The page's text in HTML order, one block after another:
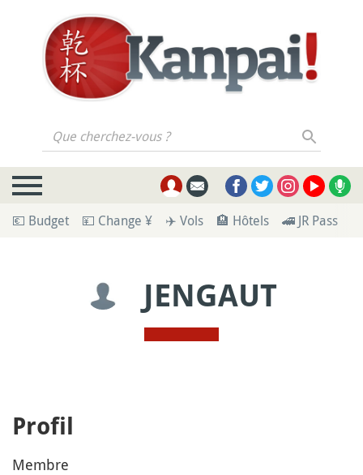
Que cherchez-vous ?
💶 Budget 💴 Change ¥ ✈️ Vols 🏨 Hôtels 🚄 JR Pass
JENGAUT
Profil
Membre